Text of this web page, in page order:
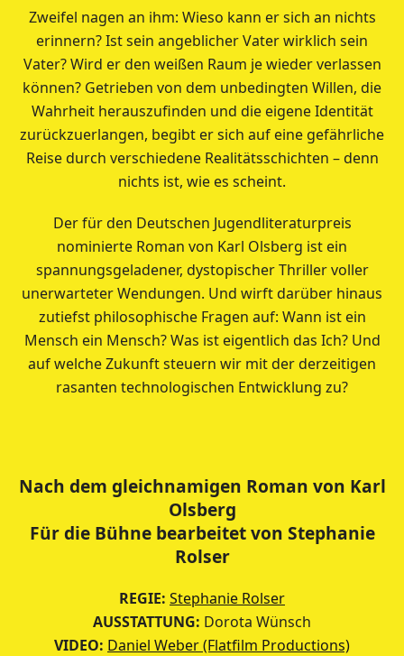
Zweifel nagen an ihm: Wieso kann er sich an nichts
erinnern? Ist sein angeblicher Vater wirklich sein
Vater? Wird er den weißen Raum je wieder verlassen
können? Getrieben von dem unbedingten Willen, die
Wahrheit herauszufinden und die eigene Identität
zurückzuerlangen, begibt er sich auf eine gefährliche
Reise durch verschiedene Realitätsschichten – denn
nichts ist, wie es scheint.
Der für den Deutschen Jugendliteraturpreis
nominierte Roman von Karl Olsberg ist ein
spannungsgeladener, dystopischer Thriller voller
unerwarteter Wendungen. Und wirft darüber hinaus
zutiefst philosophische Fragen auf: Wann ist ein
Mensch ein Mensch? Was ist eigentlich das Ich? Und
auf welche Zukunft steuern wir mit der derzeitigen
rasanten technologischen Entwicklung zu?
Nach dem gleichnamigen Roman von Karl
Olsberg
Für die Bühne bearbeitet von Stephanie
Rolser
REGIE: Stephanie Rolser
AUSSTATTUNG: Dorota Wünsch
VIDEO: Daniel Weber (Flatfilm Productions)